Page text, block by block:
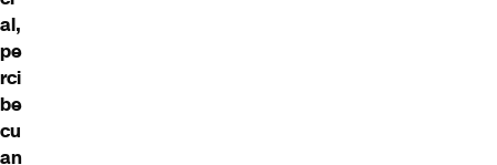
al,
pe
rci
be
cu
an